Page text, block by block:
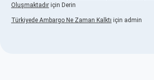
Oluşmaktadır için Derin
Türkiyede Ambargo Ne Zaman Kalktı için admin